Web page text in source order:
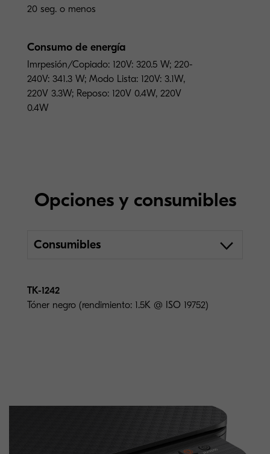
20 seg. o menos
Consumo de energía
Imrpesión/Copiado: 120V: 320.5 W; 220-
240V: 341.3 W; Modo Lista: 120V: 3.1W,
220V 3.3W; Reposo: 120V 0.4W, 220V
0.4W
Opciones y consumibles
Consumibles
TK-1242
Tóner negro (rendimiento: 1.5K @ ISO 19752)